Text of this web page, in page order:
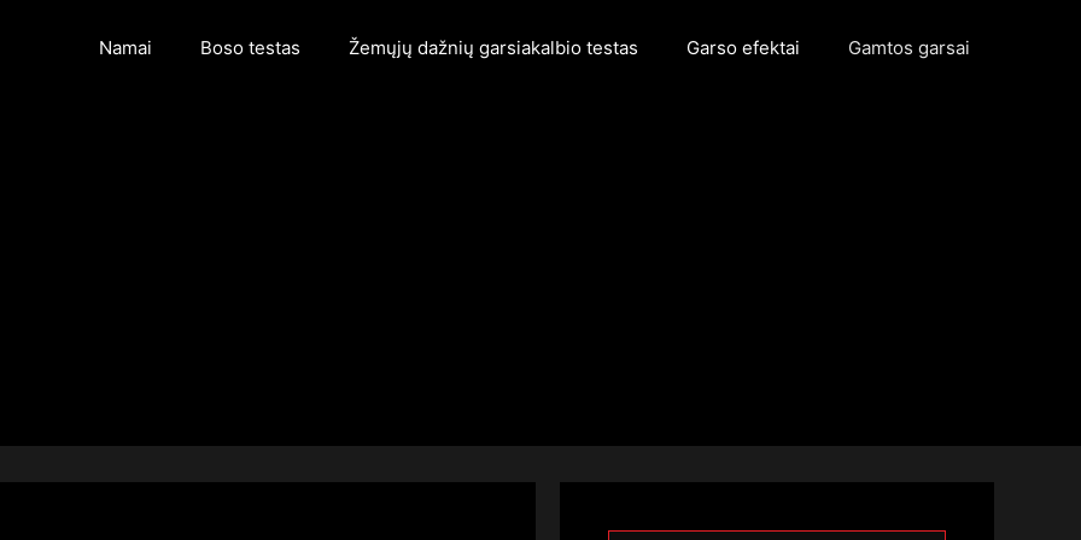
Namai Boso testas Žemųjų dažnių garsiakalbio testas Garso efektai Gamtos garsai